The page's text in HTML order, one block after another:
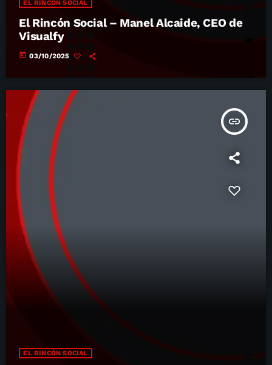
EL RINCÓN SOCIAL
El Rincón Social – Manel Alcaide, CEO de
Visualfy
today 03/10/2025
insert_link
EL RINCÓN SOCIAL